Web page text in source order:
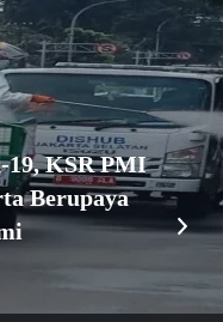
19, KSR PMI
Berupaya